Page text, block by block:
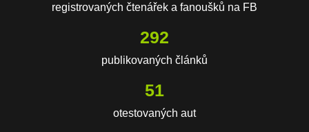
registrovaných čtenářek a fanoušků na FB
602
publikovaných článků
106
otestovaných aut